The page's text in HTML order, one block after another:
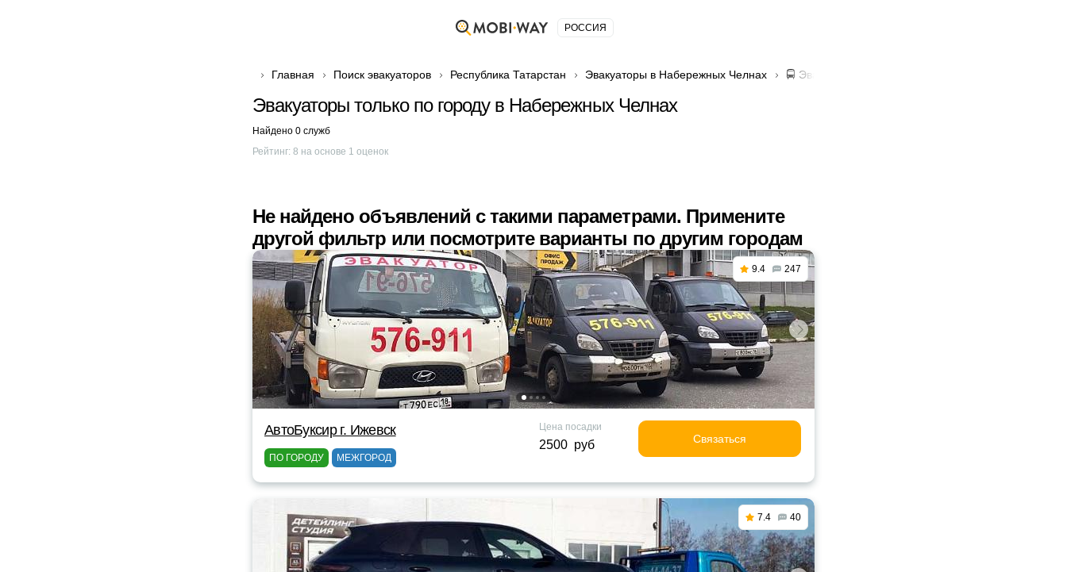
РОССИЯ
Главная Поиск эвакуаторов Республика Татарстан Эвакуаторы в Набережных Челнах 🚍 Эвакуаторы только по городу в Набережных
Эвакуаторы только по городу в Набережных Челнах
Найдено 0 служб
Рейтинг: 8 на основе 1 оценок
Не найдено объявлений с такими параметрами. Примените
другой фильтр или посмотрите варианты по другим городам
9.4 247
АвтоБуксир г. Ижевск
ПО ГОРОДУ МЕЖГОРОД
Цена посадки
2500 руб Связаться
7.4 40